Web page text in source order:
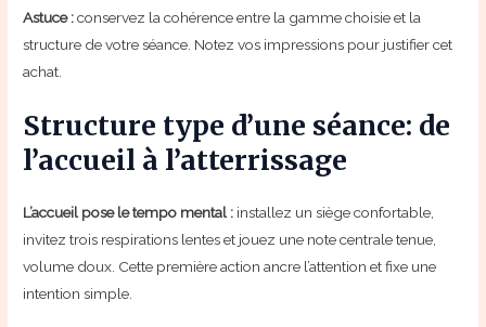
Astuce :conservez la cohérence entre la gamme choisie et la
structure de votre séance. Notez vos impressions pour justifier cet
achat.
Structure type d’une séance: de
l’accueil à l’atterrissage
L’accueil pose le tempo mental : installez un siège confortable,
invitez trois respirations lentes et jouez une note centrale tenue,
volume doux. Cette première action ancre l’attention et fixe une
intention simple.